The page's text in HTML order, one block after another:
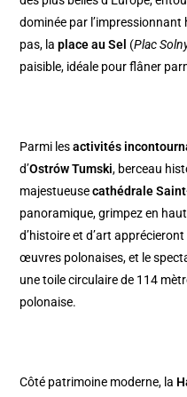
dominée par
pas, laplace au Sel (Plac
paisible, idéale pour flâner
Parmi lesactivités
d’Ostrów Tumski, berceau
majestueusecathédrale
panoramique, grimpez en
d’histoire et d’art apprécieront
œuvres polonaises, et le
une toile circulaire de 114
polonaise.
Côté patrimoine moderne, la